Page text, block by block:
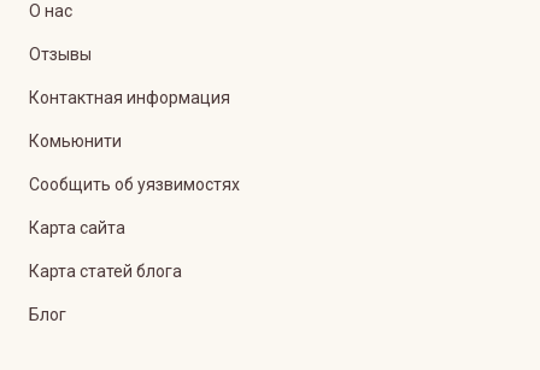
О нас
Отзывы
Контактная информация
Комьюнити
Сообщить об уязвимостях
Карта сайта
Карта статей блога
Блог